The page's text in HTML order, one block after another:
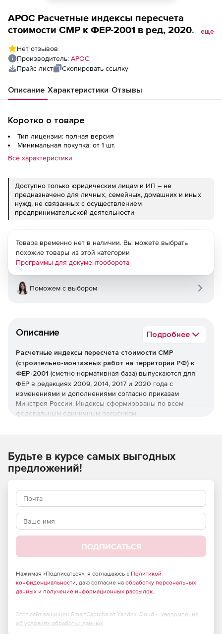
АРОС Расчетные индексы пересчета
стоимости СМР к ФЕР-2001 в ред, 2020
(лицензия), Республика Ингушетия 1-е
рабочее место
еще
Нет отзывов
Производитель: АРОС
Прайс-лист
Скопировать ссылку
Описание Характеристики Отзывы
Коротко о товаре
Тип лицензии: полная версия
Минимальная покупка: от 1 шт.
Все характеристики
Доступно только юридическим лицам и ИП – не
предназначено для личных, семейных, домашних и иных
нужд, не связанных с осуществлением
предпринимательской деятельности
Описание Подробнее
Расчетные индексы пересчета стоимости СМР
(строительно-монтажных работ на территории РФ) к
ФЕР-2001 (сметно-нормативная база) выпускаются для
ФЕР в редакциях 2009, 2014, 2017 и 2020 года с
изменениями и дополнениями согласно приказам
Минстроя России. Индексы сформированы по всем
федеральным единичным расценкам.
выполненные работы по строительству, реконструкции и
ремонту объектов. Содержат индексы к расценкам,
стоимости всех материалов по ФССЦ и стоимости машин
Могут использоваться при составлении сметной
документации и осуществлении взаиморасчетов по
решению заказчика строительства.
Товара временно нет в наличии. Вы можете выбрать
похожие товары из этой категории
Программы для документооборота
Поможем с выбором
Будьте в курсе самых выгодных
предложений!
ПОДПИСАТЬСЯ
Нажимая «Подписаться», я соглашаюсь с Политикой
конфиденциальности, даю согласие на обработку персональных
данных и получение информационных рассылок.
Этот сайт защищен SmartCaptcha от Yandex Cloud - Уведомление
об условиях обработки данных